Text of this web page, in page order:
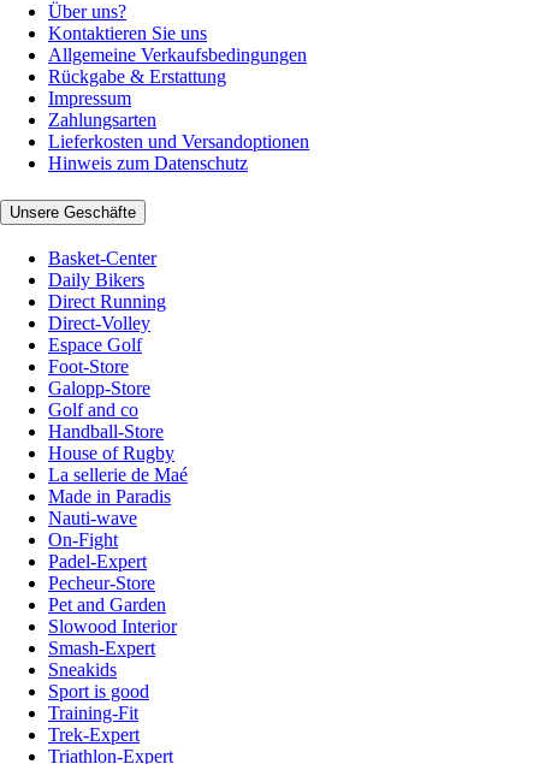
Über uns?
Kontaktieren Sie uns
Allgemeine Verkaufsbedingungen
Rückgabe & Erstattung
Impressum
Zahlungsarten
Lieferkosten und Versandoptionen
Hinweis zum Datenschutz
Unsere Geschäfte
Basket-Center
Daily Bikers
Direct Running
Direct-Volley
Espace Golf
Foot-Store
Galopp-Store
Golf and co
Handball-Store
House of Rugby
La sellerie de Maé
Made in Paradis
Nauti-wave
On-Fight
Padel-Expert
Pecheur-Store
Pet and Garden
Slowood Interior
Smash-Expert
Sneakids
Sport is good
Training-Fit
Trek-Expert
Triathlon-Expert